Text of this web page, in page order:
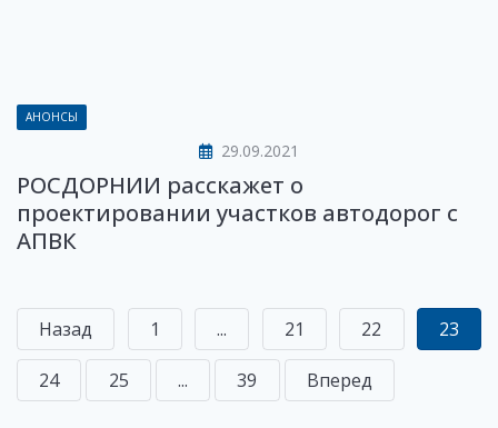
АНОНСЫ
29.09.2021
РОСДОРНИИ расскажет о
проектировании участков автодорог с
АПВК
Назад 1 ... 21 22 23
24 25 ... 39 Вперед